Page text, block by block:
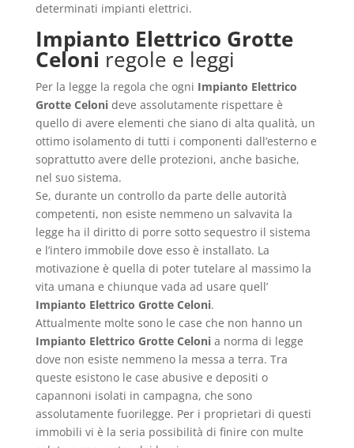
determinati impianti elettrici.
Impianto Elettrico Grotte
Celoni regole e leggi
Per la legge la regola che ogni Impianto Elettrico
Grotte Celonideve assolutamente rispettare è
quello di avere elementi che siano di alta qualità, un
ottimo isolamento di tutti i componenti dall’esterno e
soprattutto avere delle protezioni, anche basiche,
nel suo sistema.
Se, durante un controllo da parte delle autorità
competenti, non esiste nemmeno un salvavita la
legge ha il diritto di porre sotto sequestro il sistema
e l’intero immobile dove esso è installato. La
motivazione è quella di poter tutelare al massimo la
vita umana e chiunque vada ad usare quell’
Impianto Elettrico Grotte Celoni.
Attualmente molte sono le case che non hanno un
Impianto Elettrico Grotte Celonia norma di legge
dove non esiste nemmeno la messa a terra. Tra
queste esistono le case abusive e depositi o
capannoni isolati in campagna, che sono
assolutamente fuorilegge. Per i proprietari di questi
immobili vi è la seria possibilità di finire con multe